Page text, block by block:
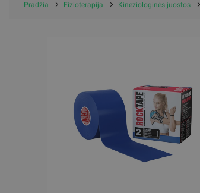
Pradžia Fizioterapija Kineziologinės juostos